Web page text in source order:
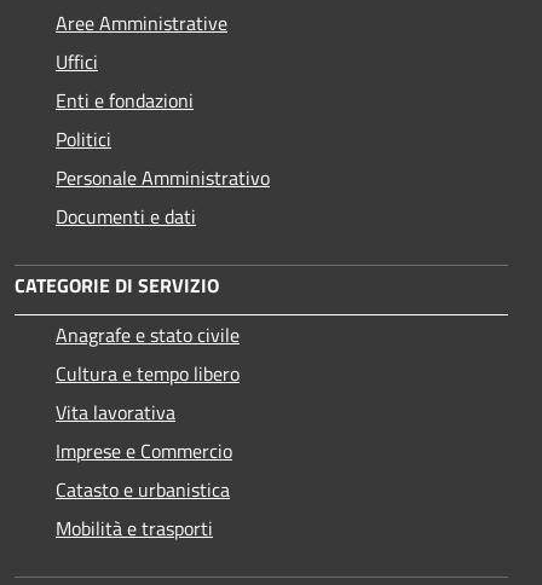
Aree Amministrative
Uffici
Enti e fondazioni
Politici
Personale Amministrativo
Documenti e dati
CATEGORIE DI SERVIZIO
Anagrafe e stato civile
Cultura e tempo libero
Vita lavorativa
Imprese e Commercio
Catasto e urbanistica
Mobilità e trasporti